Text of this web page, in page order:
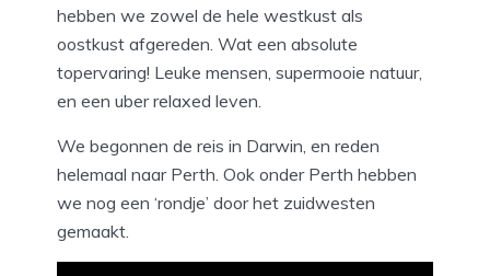
hebben we zowel de hele westkust als
oostkust afgereden. Wat een absolute
topervaring! Leuke mensen, supermooie natuur,
en een uber relaxed leven.
We begonnen de reis in Darwin, en reden
helemaal naar Perth. Ook onder Perth hebben
we nog een ‘rondje’ door het zuidwesten
gemaakt.